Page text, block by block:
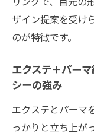
方
口コミ
エクス
シーの魅力
まつ毛パー
まつ毛
ザイン提案を受け
のが特徴です。
エクステ＋パー
シーの強み
エクステとパーマ
っかりと立ち上が